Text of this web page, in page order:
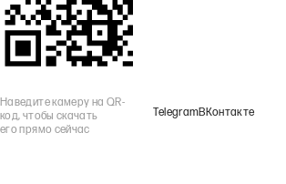
Наведите камеру на QR-
код, чтобы скачать
его прямо сейчас
TelegramВКонтакте